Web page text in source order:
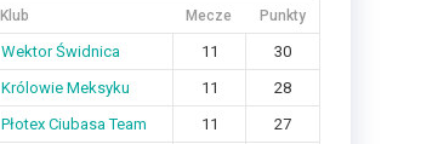
Klub Mecze Punkty
Wektor Świdnica 11
30
Królowie Meksyku 11
28
Płotex Ciubasa Team 11
27